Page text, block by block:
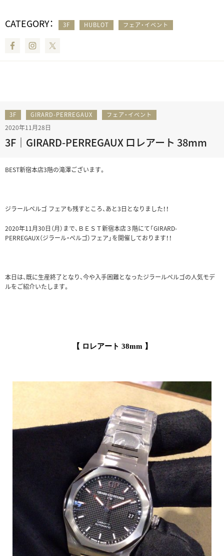
CATEGORY： 3F HUBLOT フェア・イベント
FacebookInstagram
3F GIRARD-PERREGAUX フェア・イベント
2020年11月28日
3F｜GIRARD-PERREGAUX ロレアート 38mm
BEST新宿本店3階の滝澤ございます。
ジラールペルゴ フェアも残すところ、あと3日となりました！！
2020年11月30日（月）まで、ＢＥＳＴ新宿本店３階にて「GIRARD-
PERREGAUX（ジラール・ぺルゴ）フェア」を開催しております！！
本日は、既に生産終了となり、今や入手困難となったジラールペルゴの人気モデ
ルをご紹介いたします。
【 ロレアート 38mm 】